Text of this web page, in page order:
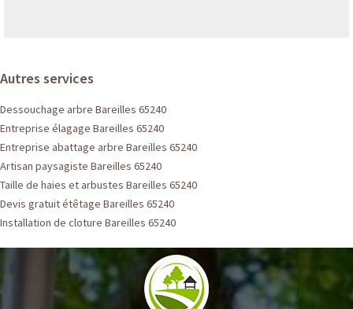
Autres services
Dessouchage arbre Bareilles 65240
Entreprise élagage Bareilles 65240
Entreprise abattage arbre Bareilles 65240
Artisan paysagiste Bareilles 65240
Taille de haies et arbustes Bareilles 65240
Devis gratuit étêtage Bareilles 65240
Installation de cloture Bareilles 65240